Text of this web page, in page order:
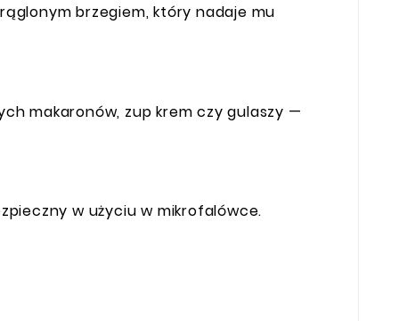
brzegiem, który nadaje mu
makaronów, zup krem czy gulaszy —
w użyciu w mikrofalówce.